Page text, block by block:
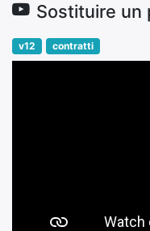
v12 contratti